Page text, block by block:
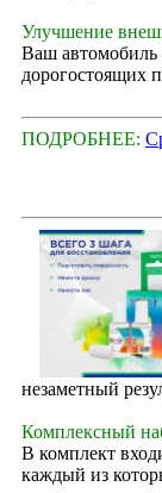
Улучшение
Ваш автомобиль
дорогостоящих
ПОДРОБНЕЕ:
незаметный
Комплексный
В комплект
каждый из